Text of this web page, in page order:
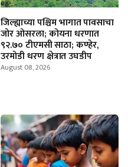
जिल्ह्याच्या पश्चिम भागात पावसाचा
जोर ओसरला; कोयना धरणात
९२.७० टीएमसी साठा; कण्हेर,
उरमोडी धरण क्षेत्रात उघडीप
August 08, 2026